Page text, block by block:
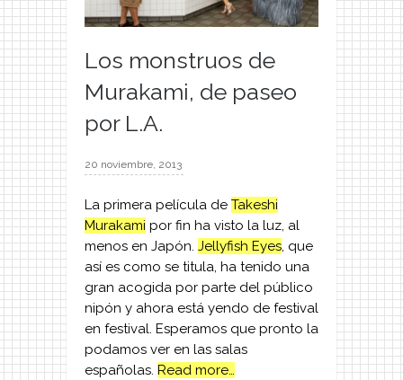
Los monstruos de
Murakami, de paseo
por L.A.
20 noviembre, 2013
La primera película de Takeshi
Murakami por fin ha visto la luz, al
menos en Japón. Jellyfish Eyes, que
así es como se titula, ha tenido una
gran acogida por parte del público
nipón y ahora está yendo de festival
en festival. Esperamos que pronto la
podamos ver en las salas
españolas. Read more…